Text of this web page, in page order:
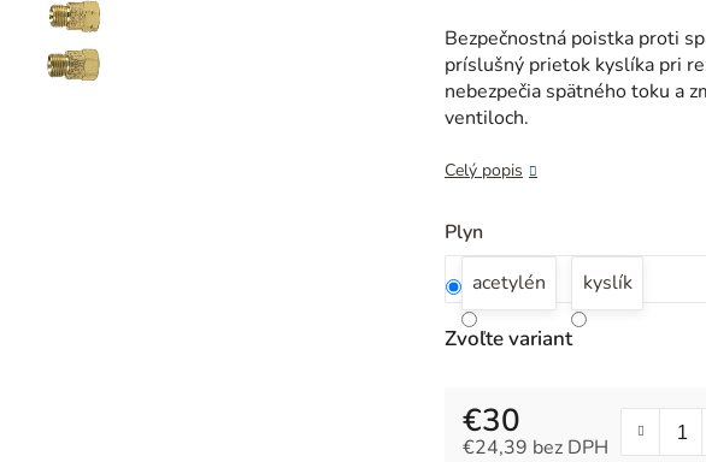
0,0
z
5
hviezdičiek.
Bezpečnostná poistka proti
príslušný prietok kyslíka pri
nebezpečia spätného toku a
ventiloch.
Celý popis
Plyn
acetylén
kyslík
Zvoľte variant
€30
€24,39 bez DPH